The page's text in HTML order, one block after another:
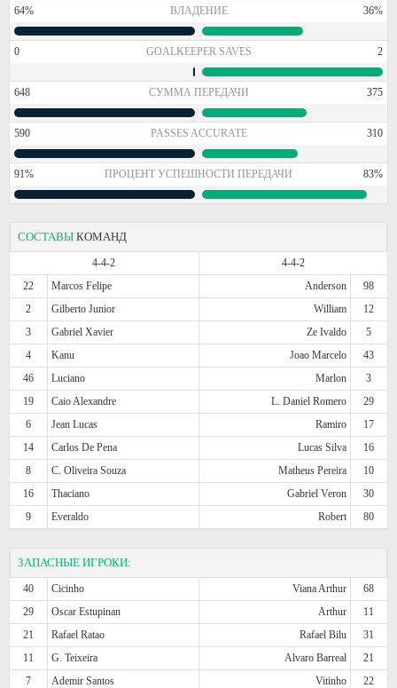
64% ВЛАДЕНИЕ 36%
0 GOALKEEPER SAVES 2
648 СУММА ПЕРЕДАЧИ 375
590 PASSES ACCURATE 310
91% ПРОЦЕНТ УСПЕШНОСТИ ПЕРЕДАЧИ 83%
СОСТАВЫ КОМАНД
4-4-2
4-4-2
22
Marcos Felipe Anderson
98
2
Gilberto Junior William
12
3
Gabriel Xavier Ze Ivaldo
5
4
Kanu Joao Marcelo
43
46
Luciano Marlon
3
19
Caio Alexandre L. Daniel Romero
29
6
Jean Lucas Ramiro
17
14
Carlos De Pena Lucas Silva
16
8
C. Oliveira Souza Matheus Pereira
10
16
Thaciano Gabriel Veron
30
9
Everaldo Robert 80
ЗАПАСНЫЕ ИГРОКИ:
40 Cicinho Viana Arthur
68
29
Oscar Estupinan Arthur
11
21
Rafael Ratao Rafael Bilu
31
11
G. Teixeira Alvaro Barreal
21
7
Ademir Santos Vitinho
22